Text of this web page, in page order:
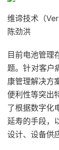
维谛技术（
陈劲洪
目前电池管理
题。针对客户
康管理解决方
便利性等突出
了根据数字化
延寿的手段，
设计、设备供